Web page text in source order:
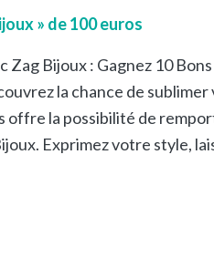
» de 100 euros
Zag Bijoux : Gagnez 10
la chance de
offre la possibilité de
Exprimez votre style,